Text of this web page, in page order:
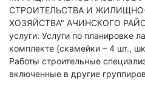
СТРОИТЕЛЬСТВА И
ХОЗЯЙСТВА" АЧИНСКОГО
услуги: Услуги по планировке
комплекте (скамейки – 4 шт.,
Работы строительные
включенные в другие